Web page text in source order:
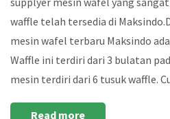
waffle telah tersedia di
mesin wafel terbaru Maksindo
Waffle ini terdiri dari 3 bulatan
mesin terdiri dari 6 tusuk waffle.
Read more